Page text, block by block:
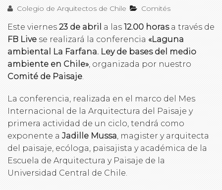
Colegio de Arquitectos de Chile Comités
Este viernes 23 de abril a las 12.00 horasa través de
FB Live se realizará la conferencia «Laguna
ambiental La Farfana. Ley de bases del medio
ambiente en Chile», organizada por nuestro
Comité de Paisaje.
La conferencia, realizada en el marco del Mes
Internacional de la Arquitectura del Paisaje y
primera actividad de un ciclo, tendrá como
exponente a Jadille Mussa, magister y arquitecta
del paisaje, ecóloga, paisajista y académica de la
Escuela de Arquitectura y Paisaje de la
Universidad Central de Chile.